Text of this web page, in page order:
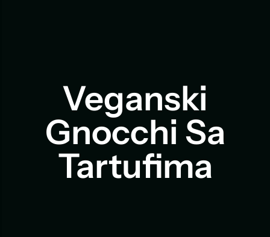
Veganski
Gnocchi Sa
Tartufima